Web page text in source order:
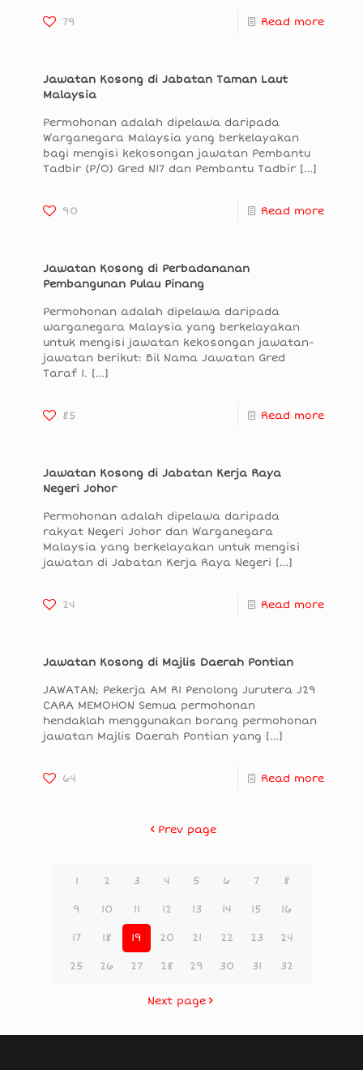
79 Read more
Jawatan Kosong di Jabatan Taman Laut
Malaysia
Permohonan adalah dipelawa daripada
Warganegara Malaysia yang berkelayakan
bagi mengisi kekosongan jawatan Pembantu
Tadbir (P/O) Gred N17 dan Pembantu Tadbir […]
90 Read more
Jawatan Kosong di Perbadananan
Pembangunan Pulau Pinang
Permohonan adalah dipelawa daripada
warganegara Malaysia yang berkelayakan
untuk mengisi jawatan kekosongan jawatan-
jawatan berikut: Bil Nama Jawatan Gred
Taraf 1. […]
85 Read more
Jawatan Kosong di Jabatan Kerja Raya
Negeri Johor
Permohonan adalah dipelawa daripada
rakyat Negeri Johor dan Warganegara
Malaysia yang berkelayakan untuk mengisi
jawatan di Jabatan Kerja Raya Negeri […]
24 Read more
Jawatan Kosong di Majlis Daerah Pontian
JAWATAN; Pekerja AM R1 Penolong Jurutera J29
CARA MEMOHON Semua permohonan
hendaklah menggunakan borang permohonan
jawatan Majlis Daerah Pontian yang […]
64 Read more
Prev page
1 2 3 4 5 6 7 8
9 10 11 12 13 14 15 16
17 18 19 20 21 22 23 24
25 26 27 28 29 30 31 32
Next page